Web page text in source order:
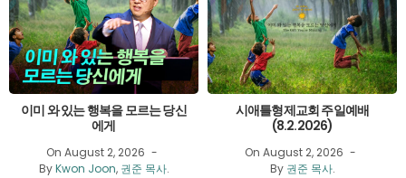
이미 와 있는 행복을 모르는 당신
에게
On August 2, 2026
ByKwon Joon, 권준 목사.
시애틀형제교회 주일예배
(8.2.2026)
On August 2, 2026
By 권준 목사.